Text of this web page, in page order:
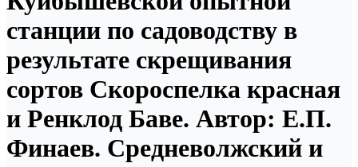
станции по садоводству в
результате скрещивания
сортов Скороспелка красная
и Ренклод Баве. Автор: Е.П.
Финаев. Средневолжский и